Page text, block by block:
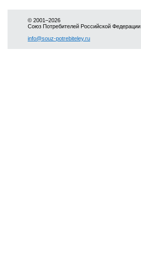
© 2001–2026
Союз Потребителей Российской Федерации
info@souz-potrebiteley.ru